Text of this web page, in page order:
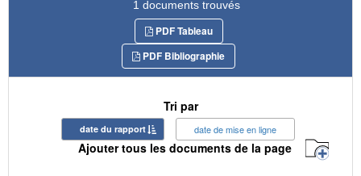
1 documents trouvés
PDF Tableau
PDF Bibliographie
Tri par
date du rapport date de mise en ligne
Ajouter tous les documents de la page